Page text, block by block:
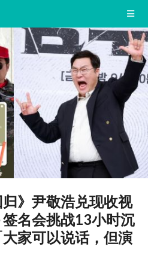
归》尹敬浩兑现收视
名会挑战13小时沉
家可以说话，但演